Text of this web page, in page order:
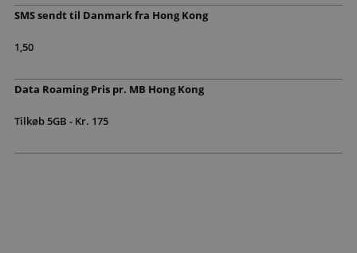
SMS sendt til Danmark fra Hong Kong
1,50
Data Roaming Pris pr. MB Hong Kong
Tilkøb 5GB - Kr. 175